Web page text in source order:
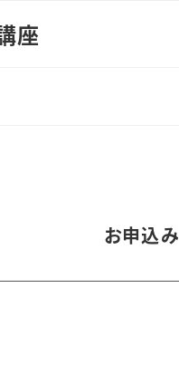
座
お申込み